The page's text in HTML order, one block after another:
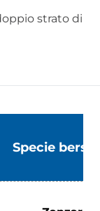
strato di
Specie